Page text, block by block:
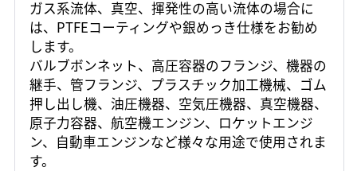
ガス系流体、真空、揮発性の高い流体の場合に
は、PTFEコーティングや銀めっき仕様をお勧め
します。
バルブボンネット、高圧容器のフランジ、機器の
継手、管フランジ、プラスチック加工機械、ゴム
押し出し機、油圧機器、空気圧機器、真空機器、
原子力容器、航空機エンジン、ロケットエンジ
ン、自動車エンジンなど様々な用途で使用されま
す。